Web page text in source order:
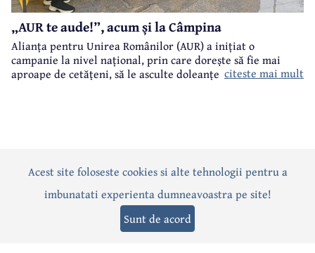
„AUR te aude!”, acum și la Câmpina
Alianța pentru Unirea Românilor (AUR) a inițiat o
campanie la nivel național, prin care dorește să fie mai
aproape de cetățeni, să le asculte doleanțele și problemele.
citeste mai mult
ActualitatePoliticăSocialEvenimentInterviuri
Editorial Sport Anunțuri
Acest site foloseste cookies si alte tehnologii pentru a
imbunatati experienta dumneavoastra pe site!
Sunt de acord